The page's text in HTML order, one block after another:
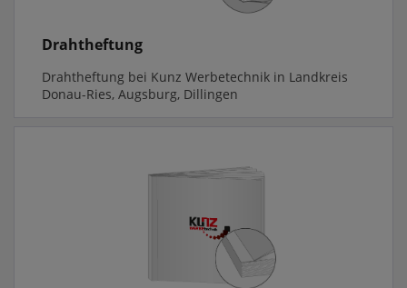
Drahtheftung
Drahtheftung bei Kunz Werbetechnik in Landkreis
Donau-Ries, Augsburg, Dillingen